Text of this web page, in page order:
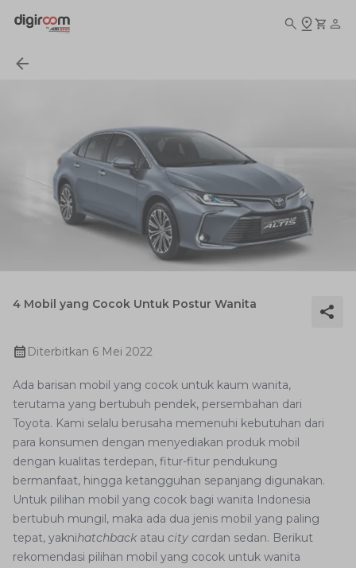
4 Mobil yang Cocok Untuk Postur Wanita
Diterbitkan 6 Mei 2022
Ada barisan mobil yang cocok untuk kaum wanita,
terutama yang bertubuh pendek, persembahan dari
Toyota. Kami selalu berusaha memenuhi kebutuhan dari
para konsumen dengan menyediakan produk mobil
dengan kualitas terdepan, fitur-fitur pendukung
bermanfaat, hingga ketangguhan sepanjang digunakan.
Untuk pilihan mobil yang cocok bagi wanita Indonesia
bertubuh mungil, maka ada dua jenis mobil yang paling
tepat, yaknihatchbackatau city cardan sedan. Berikut
rekomendasi pilihan mobil yang cocok untuk wanita